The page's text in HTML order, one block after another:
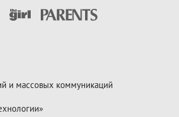
и массовых коммуникаций